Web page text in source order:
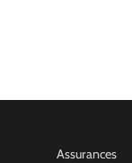
Assurances